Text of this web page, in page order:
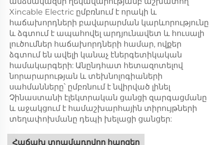
Xincable Electric ըմբռնում է որակի և
հաճախորդների բավարարման կարևորությունը
և ձգտում է ապահովել արդյունավետ և հուսալի
լուծումներ հաճախորդների համար, ովքեր
ձգտում են ավելի կանաչ էներգետիկական
համակարգերի: Անընդհատ հետազոտելով
նորարարության և տեխնոլոգիաների
սահմանները՝ ըմբռնում է նվիրված լինել
Չինաստանի էլեկտրական ցանցի զարգացմանը
և աջակցում է համաշխարհային տիրույթների
տեղափոխմանը դեպի խելացի ցանցեր:
Հաճախ տրամադրվող հարցեր